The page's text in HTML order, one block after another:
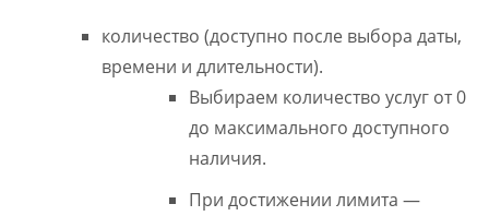
количество (доступно после выбора даты,
времени и длительности).
Выбираем количество услуг от 0
до максимального доступного
наличия.
При достижении лимита —